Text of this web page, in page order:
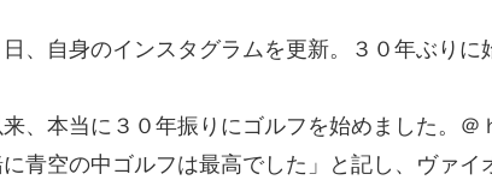
、自身のインスタグラムを更新。３０年ぶりに
、本当に３０年振りにゴルフを始めました。＠
青空の中ゴルフは最高でした」と記し、ヴァイ